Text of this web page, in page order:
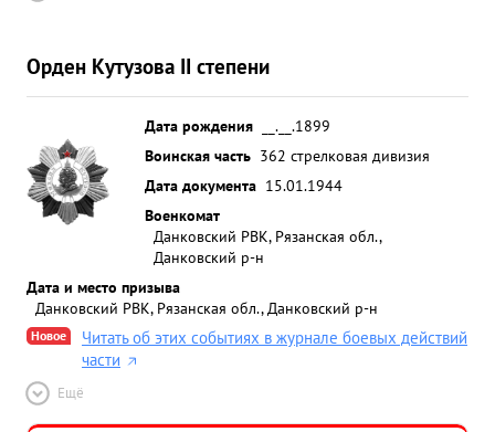
Орден Кутузова II степени
Дата рождения
__.__.1899
Воинская часть 362 стрелковая дивизия
Дата документа 15.01.1944
Военкомат
Данковский РВК, Рязанская обл.,
Данковский р-н
Дата и место призыва
Данковский РВК, Рязанская обл., Данковский р-н
Новое
Читать об этих событиях в журнале боевых действий
части
Ещё